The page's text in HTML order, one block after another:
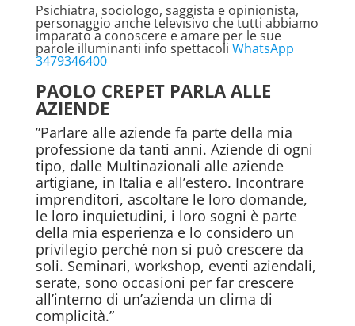
Psichiatra, sociologo, saggista e opinionista,
personaggio anche televisivo che tutti abbiamo
imparato a conoscere e amare per le sue
parole illuminanti info spettacoli WhatsApp
3479346400
PAOLO CREPET PARLA ALLE
AZIENDE
”Parlare alle aziende fa parte della mia
professione da tanti anni. Aziende di ogni
tipo, dalle Multinazionali alle aziende
artigiane, in Italia e all’estero. Incontrare
imprenditori, ascoltare le loro domande,
le loro inquietudini, i loro sogni è parte
della mia esperienza e lo considero un
privilegio perché non si può crescere da
soli. Seminari, workshop, eventi aziendali,
serate, sono occasioni per far crescere
all’interno di un’azienda un clima di
complicità.”